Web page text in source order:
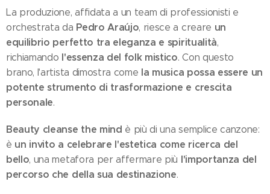
La produzione, affidata a un team di professionisti e
orchestrata da Pedro Araújo, riesce a creare un
equilibrio perfetto tra eleganza e spiritualità,
richiamando l'essenza del folk mistico. Con questo
brano, l'artista dimostra come la musica possa essere un
potente strumento di trasformazione e crescita
personale.
Beauty cleanse the mind è più di una semplice canzone:
è un invito a celebrare l'estetica come ricerca del
bello, una metafora per affermare più l'importanza del
percorso che della sua destinazione.